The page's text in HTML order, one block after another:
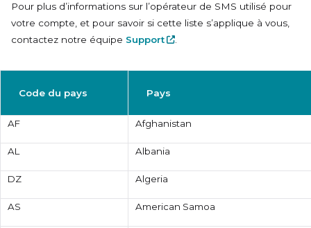
Pour plus d’informations sur l’opérateur de SMS utilisé pour
votre compte, et pour savoir si cette liste s’applique à vous,
contactez notre équipe Support
Code du pays Pays
AF Afghanistan
AL Albania
DZ Algeria
AS American Samoa